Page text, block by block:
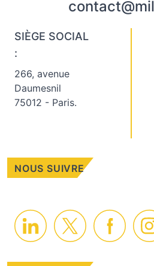
SIÈGE SOCIAL
:
266, avenue
Daumesnil
75012 - Paris.
NOUS SUIVRE